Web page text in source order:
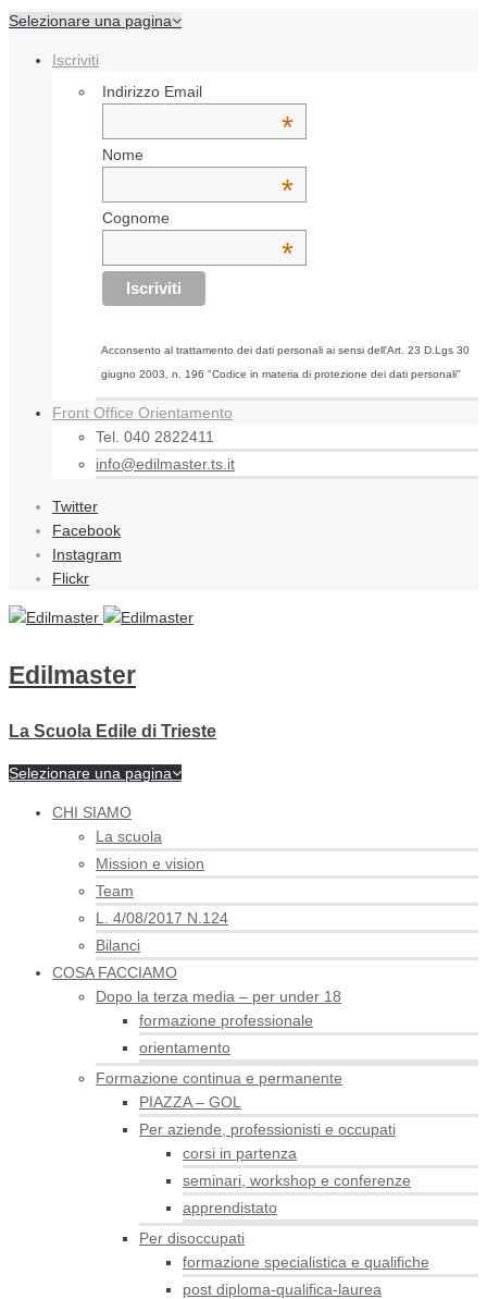
Selezionare una pagina
Iscriviti
Indirizzo Email
*
Nome
*
Cognome
*
Acconsento al trattamento dei dati personali ai sensi dell'Art. 23 D.Lgs 30
giugno 2003, n. 196 "Codice in materia di protezione dei dati personali"
Front Office Orientamento
Tel. 040 2822411
info@edilmaster.ts.it
Twitter
Facebook
Instagram
Flickr
Edilmaster
La Scuola Edile di Trieste
Selezionare una pagina
CHI SIAMO
La scuola
Mission e vision
Team
L. 4/08/2017 N.124
Bilanci
COSA FACCIAMO
Dopo la terza media – per under 18
formazione professionale
orientamento
Formazione continua e permanente
PIAZZA – GOL
Per aziende, professionisti e occupati
corsi in partenza
seminari, workshop e conferenze
apprendistato
Per disoccupati
formazione specialistica e qualifiche
post diploma-qualifica-laurea